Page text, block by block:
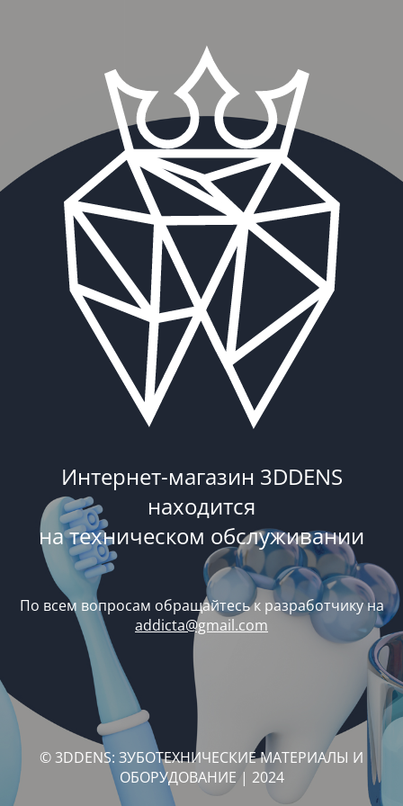
Интернет-магазин 3DDENS
находится
на техническом обслуживании
По всем вопросам обращайтесь к разработчику на
addicta@gmail.com
© 3DDENS: ЗУБОТЕХНИЧЕСКИЕ МАТЕРИАЛЫ И
ОБОРУДОВАНИЕ | 2024